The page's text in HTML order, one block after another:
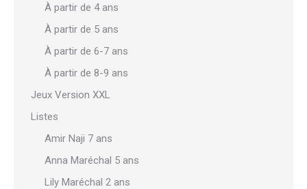
À partir de 4 ans
À partir de 5 ans
À partir de 6-7 ans
À partir de 8-9 ans
Jeux Version XXL
Listes
Amir Naji 7 ans
Anna Maréchal 5 ans
Lily Maréchal 2 ans